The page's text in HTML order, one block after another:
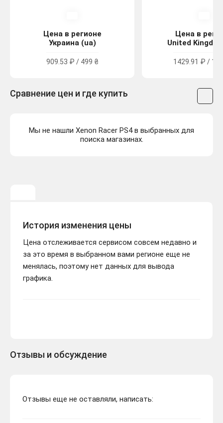
Цена в регионе
Украина (ua)
909.53 ₽ / 499 ₴
Цена в
United
1429.91 ₽ /
Сравнение цен и где купить
Мы не нашли Xenon Racer PS4 в выбранных для
поиска магазинах.
История изменения цены
Цена отслеживается сервисом совсем недавно и
за это время в выбранном вами регионе еще не
менялась, поэтому нет данных для вывода
графика.
Отзывы и обсуждение
Отзывы еще не оставляли, написать: